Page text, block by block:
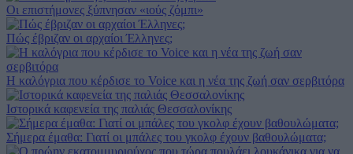
Οι επιστήμονες ξύπνησαν «ιούς ζόμπι»
Πώς έβριζαν οι αρχαίοι Έλληνες;
Η καλόγρια που κέρδισε το Voice και η νέα της ζωή σαν σερβιτόρα
Ιστορικά καφενεία της παλιάς Θεσσαλονίκης
Σήμερα έμαθα: Γιατί οι μπάλες του γκολφ έχουν βαθουλώματα;